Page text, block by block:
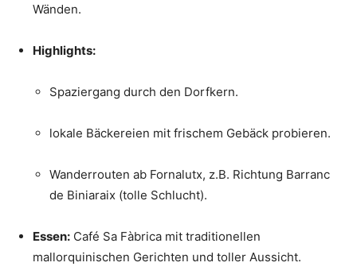
Wänden.
Highlights:
Spaziergang durch den Dorfkern.
lokale Bäckereien mit frischem Gebäck probieren.
Wanderrouten ab Fornalutx, z.B. Richtung Barranc
de Biniaraix (tolle Schlucht).
Essen: Café Sa Fàbrica mit traditionellen
mallorquinischen Gerichten und toller Aussicht.